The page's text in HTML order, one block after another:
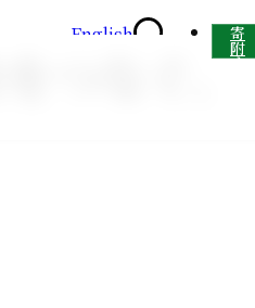
English 寄
附
す
つなぐ、